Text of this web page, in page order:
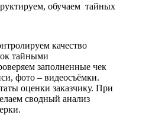
обучаем тайных
качество
тайными
заполненные чек
фото – видеосъёмки.
оценки заказчику. При
сводный анализ